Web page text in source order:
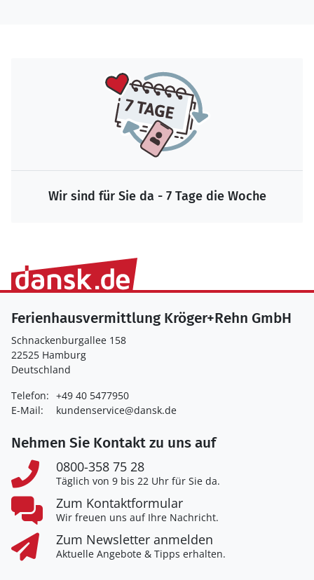
Wir sind für Sie da - 7 Tage die Woche
Ferienhausvermittlung Kröger+Rehn GmbH
Schnackenburgallee 158
22525 Hamburg
Deutschland
Telefon: +49 40 5477950
E-Mail:
kundenservice@dansk.de
Nehmen Sie Kontakt zu uns auf
0800-358 75 28
Täglich von 9 bis 22 Uhr für Sie da.
Zum Kontaktformular
Wir freuen uns auf Ihre Nachricht.
Zum Newsletter anmelden
Aktuelle Angebote & Tipps erhalten.